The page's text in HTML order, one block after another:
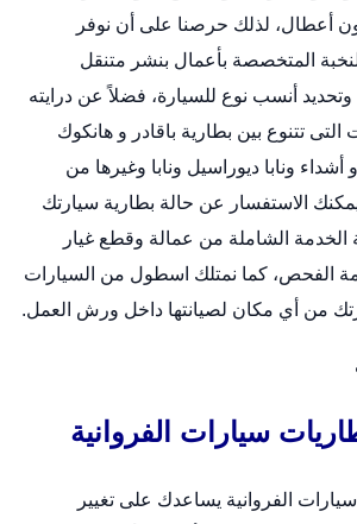
أعطال، لذلك حرصنا على أن نوفر
المتخصصة بأعمال بنشر متنقل
وتحديد أنسب نوع للسيارة، فضلاً عن درايته
التى تتنوع بين بطارية باقادر و هانكوك
أشداء ونابا ديوراسيل ونابا وغيرها من
يمكنك الاستفسار عن حالة بطارية سيارتك
الخدمة الشاملة من عمالة وقطع غيار
الفحص، كما نمتلك اسطول من السيارات
من أي مكان لصيانتها داخل ورش العمل.
سيارات الفروانية
الفروانية يساعدك على تغيير